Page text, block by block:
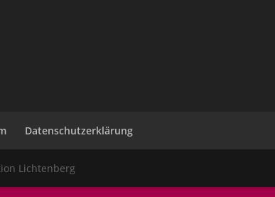
Datenschutzerklärung
Lichtenberg